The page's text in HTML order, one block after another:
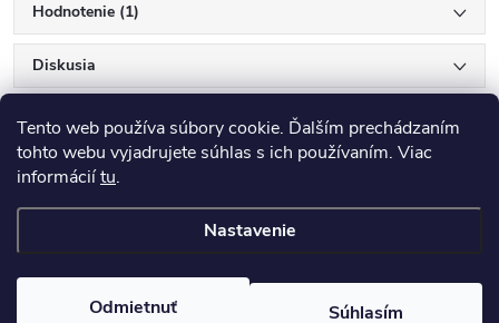
Tento web používa súbory cookie. Ďalším prechádzaním
tohto webu vyjadrujete súhlas s ich používaním. Viac
informáciítu.
Nastavenie
Odmietnuť Súhlasím
Hodnotenie (1)
Diskusia
Z
ANTIK e-shop. Všetky práva vyhradené.